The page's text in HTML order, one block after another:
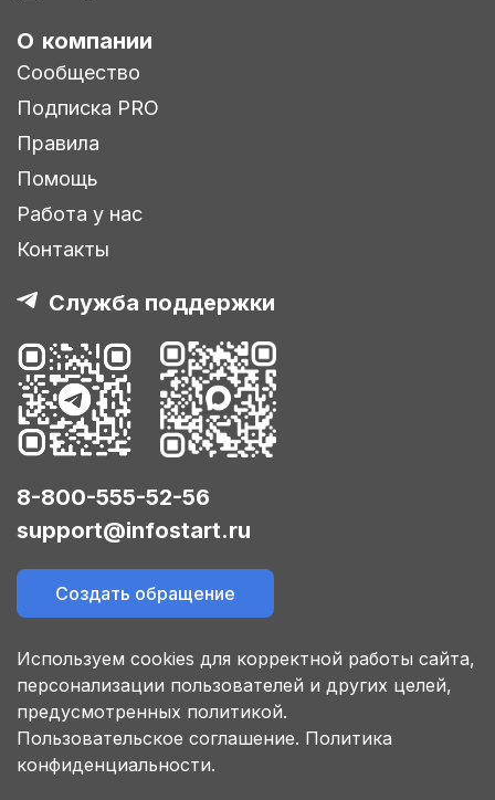
О компании
Сообщество
Подписка PRO
Правила
Помощь
Работа у нас
Контакты
Служба поддержки
8-800-555-52-56
support@infostart.ru
Создать обращение
Используем cookies для корректной работы сайта,
персонализации пользователей и других целей,
предусмотренных политикой.
Пользовательское соглашение. Политика
конфиденциальности.